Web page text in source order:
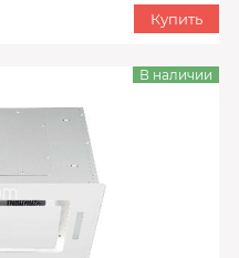
Купить
В наличии